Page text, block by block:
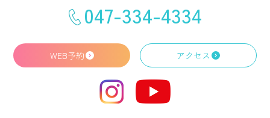
047-334-4334
WEB予約 アクセス